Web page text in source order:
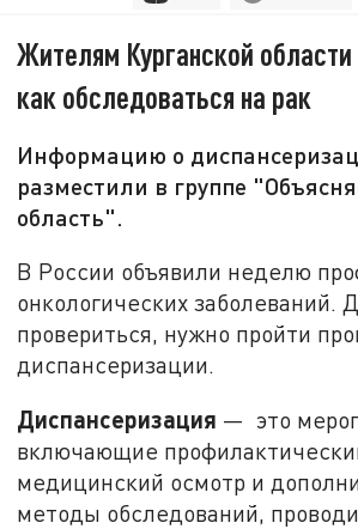
Жителям Курганской
как обследоваться на рак
Информацию о
разместили в группе
область".
В России объявили неделю
онкологических заболеваний.
провериться, нужно пройти
диспансеризации.
Диспансеризация — это
включающие
медицинский осмотр и
методы обследований,